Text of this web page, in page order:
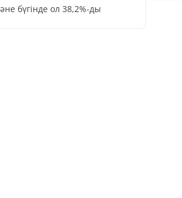
бүгінде ол 38,2%-ды